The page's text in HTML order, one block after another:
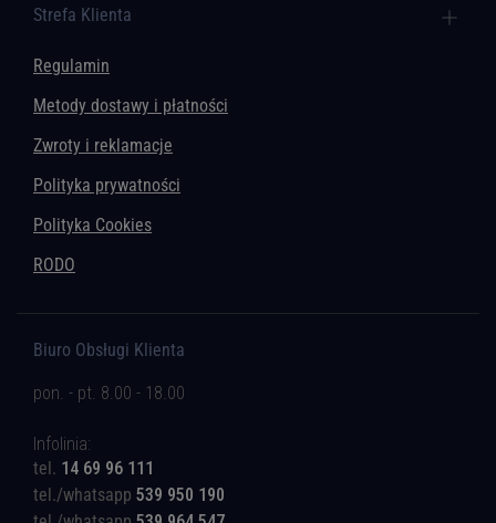
Strefa Klienta
Regulamin
Metody dostawy i płatności
Zwroty i reklamacje
Polityka prywatności
Polityka Cookies
RODO
Biuro Obsługi Klienta
pon. - pt. 8.00 - 18.00
Infolinia:
tel. 14 69 96 111
tel./whatsapp 539 950 190